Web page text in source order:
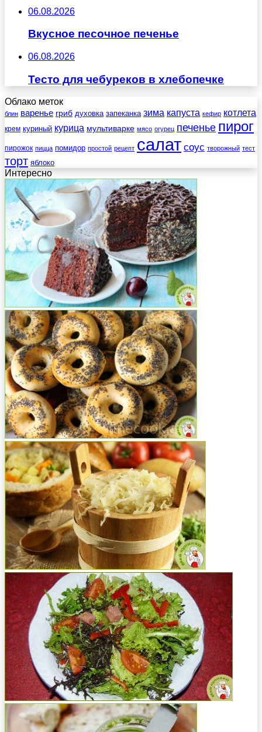
06.08.2026
Вкусное песочное печенье
06.08.2026
Тесто для чебуреков в хлебопечке
Облако меток
блин варенье гриб духовка запеканка зима капуста кефир котлета
крем куриный курица мультиварке мясо огурец печенье пирог
пирожок пицца помидор простой рецепт салат соус творожный тест
торт яблоко
Интересно